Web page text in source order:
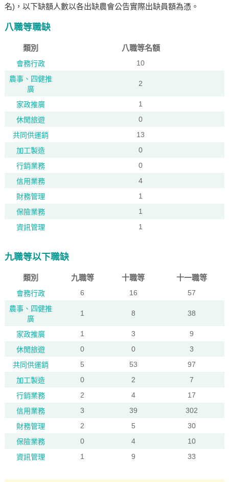
名)，以下缺額人數以各出缺農會公告實際出缺員額為憑。
八職等職缺
類別 八職等名額
會務行政
10
農事、四健推
廣
2
家政推廣
1
休閒旅遊
0
共同供運銷
13
加工製造
0
行銷業務
0
信用業務
4
財務管理
1
保險業務
1
資訊管理
1
九職等以下職缺
類別 九職等 十職等 十一職等
會務行政 6 16
57
農事、四健推
廣
1 8 38
家政推廣 1 3
9
休閒旅遊
0 0
3
共同供運銷
5 53
97
加工製造
0 2
7
行銷業務
2 4
17
信用業務
3 39
302
財務管理
2 5
30
保險業務
0 4
10
資訊管理
1 9 33